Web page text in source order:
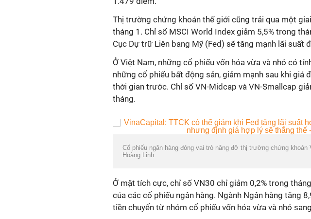
Thị trường chứng khoán thế giới cũng trải qua một
tháng 1. Chỉ số MSCI World Index giảm 5,5% trong
Cục Dự trữ Liên bang Mỹ (Fed) sẽ tăng mạnh lãi suất
Ở Việt Nam, những cổ phiếu vốn hóa vừa và nhỏ có
những cổ phiếu bất động sản, giảm mạnh sau khi giá
thời gian trước. Chỉ số VN-Midcap và VN-Smallcap
tháng.
Cổ phiếu ngân hàng đóng vai trò nâng đỡ thị trường chứng khoán
Hoàng Linh.
Ở mặt tích cực, chỉ số VN30 chỉ giảm 0,2% trong
của các cổ phiếu ngân hàng. Ngành Ngân hàng tăng
tiền chuyển từ nhóm cổ phiếu vốn hóa vừa và nhỏ